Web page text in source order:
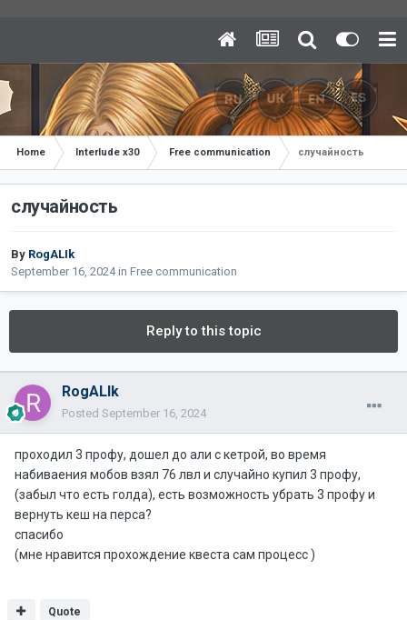
Home Interlude x30 Free communication случайность
случайность
By RogALIk
September 16, 2024in Free communication
Reply to this topic
RogALIk
Posted September 16, 2024
проходил 3 профу, дошел до али с кетрой, во время
набиваения мобов взял 76 лвл и случайно купил 3 профу,
(забыл что есть голда), есть возможность убрать 3 профу и
вернуть кеш на перса?
спасибо
(мне нравится прохождение квеста сам процесс )
Quote